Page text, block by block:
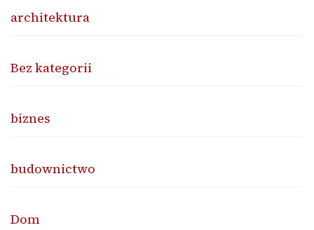
architektura
Bez kategorii
biznes
budownictwo
Dom